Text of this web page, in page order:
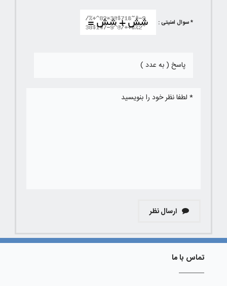
* سوال امنیتی :
ارسال نظر
تماس با ما